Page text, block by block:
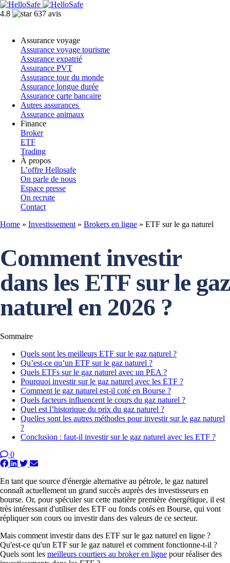
4.8 637 avis
Assurance voyage
Assurance voyage tourisme
Assurance expatrié
Assurance PVT
Assurance tour du monde
Assurance longue durée
Assurance carte bancaire
Autres assurances
Assurance animaux
Finance
Broker
ETF
Trading
À propos
L’offre Hellosafe
On parle de nous
Espace presse
On recrute
Contact
Home » Investissement » Brokers en ligne » ETF sur le ga naturel
Comment investir
dans les ETF sur le gaz
naturel en 2026 ?
Sommaire
Quels sont les meilleurs ETF sur le gaz naturel ?
Qu’est-ce qu’un ETF sur le gaz naturel ?
Quels ETFs sur le gaz naturel avec un PEA ?
Pourquoi investir sur le gaz naturel avec les ETF ?
Comment le gaz naturel est-il coté en Bourse ?
Quels facteurs influencent le cours du gaz naturel ?
Quel est l’historique du prix du gaz naturel ?
Quelles sont les autres méthodes pour investir sur le gaz naturel
?
Conclusion : faut-il investir sur le gaz naturel avec les ETF ?
0
En tant que source d'énergie alternative au pétrole, le gaz naturel
connaît actuellement un grand succès auprès des investisseurs en
bourse. Or, pour spéculer sur cette matière première énergétique, il est
très intéressant d'utiliser des ETF ou fonds cotés en Bourse, qui vont
répliquer son cours ou investir dans des valeurs de ce secteur.
Mais comment investir dans des ETF sur le gaz naturel en ligne ?
Qu'est-ce qu'un ETF sur le gaz naturel et comment fonctionne-t-il ?
Quels sont les meilleurs courtiers au broker en ligne pour réaliser des